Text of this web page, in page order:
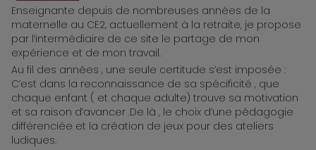
ReCreatisse
Enseignante depuis de nombreuses années de la
maternelle au CE2, actuellement à la retraite, je propose
par l’intermédiaire de ce site le partage de mon
expérience et de mon travail.
Au fil des années , une seule certitude s’est imposée :
C’est dans la reconnaissance de sa spécificité , que
chaque enfant ( et chaque adulte) trouve sa motivation
et sa raison d’avancer .De là , le choix d’une pédagogie
différenciée et la création de jeux pour des ateliers
ludiques.